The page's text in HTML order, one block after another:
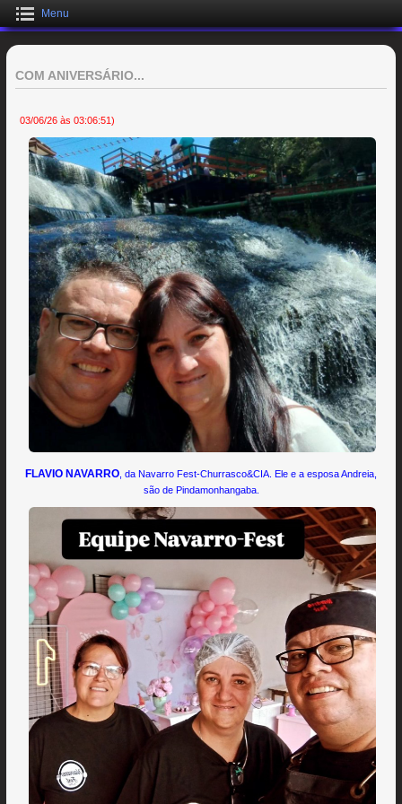
Menu
COM ANIVERSÁRIO...
03/06/26 às 03:06:51)
FLAVIO NAVARRO , da Navarro Fest-Churrasco&CIA. Ele e a esposa Andreia,
são de Pindamonhangaba.